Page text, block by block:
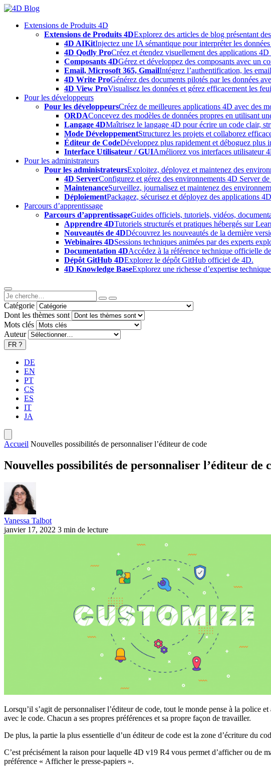
Skip
contentExtensions de Produits 4D
Extensions de Produits 4DExplorez des articles de blog présentant
4D AIKitInjectez une IA sémantique pour interpréter les
4D Qodly ProCréez et étendez visuellement des applications
Composants 4DGérez et développez des composants avec un
Email, Microsoft 365, GmailIntégrez l’authentification, les
4D Write ProGénérez des documents pilotés par les données
4D View ProVisualisez les données et gérez efficacement les
Pour les développeurs
Pour les développeursCréez de meilleures applications 4D avec des
ORDAConcevez des modèles de données propres en utilisant
Langage 4DMaîtrisez le langage 4D pour écrire un code clair,
Mode DéveloppementStructurez les projets et collaborez
Éditeur de CodeDéveloppez plus rapidement et déboguez plus
Interface Utilisateur / GUIAméliorez vos interfaces utilisateur
Pour les administrateurs
Pour les administrateursExploitez, déployez et maintenez des
4D ServerConfigurez et gérez des environnements 4D Server
MaintenanceSurveillez, journalisez et maintenez des
DéploiementPackagez, sécurisez et déployez des applications
Parcours d’apprentissage
Parcours d’apprentissageGuides officiels, tutoriels, vidéos,
Apprendre 4DTutoriels structurés et pratiques hébergés sur
Nouveautés de 4DDécouvrez les nouveautés de la dernière
Webinaires 4DSessions techniques animées par des experts
Documentation 4DAccédez à la référence technique officielle
Dépôt GitHub 4DExplorez le dépôt GitHub officiel de 4D.
4D Knowledge BaseExplorez une richesse d’expertise
Catégorie
Dont les thèmes sont
Mots clés
Auteur
FR ?
DE
EN
PT
CS
ES
IT
JA
Accueil Nouvelles possibilités de personnaliser l’éditeur de code
Nouvelles possibilités de personnaliser l’éditeur de
Vanessa Talbot
janvier 17, 2022 3 min de lecture
Lorsqu’il s’agit de personnaliser l’éditeur de code, tout le monde pense à la police
avec le code. Chacun a ses propres préférences et sa propre façon de travailler.
De plus, la partie la plus essentielle d’un éditeur de code est la zone d’écriture du
C’est précisément la raison pour laquelle 4D v19 R4 vous permet d’afficher ou de
préférence « Afficher le presse-papiers ».